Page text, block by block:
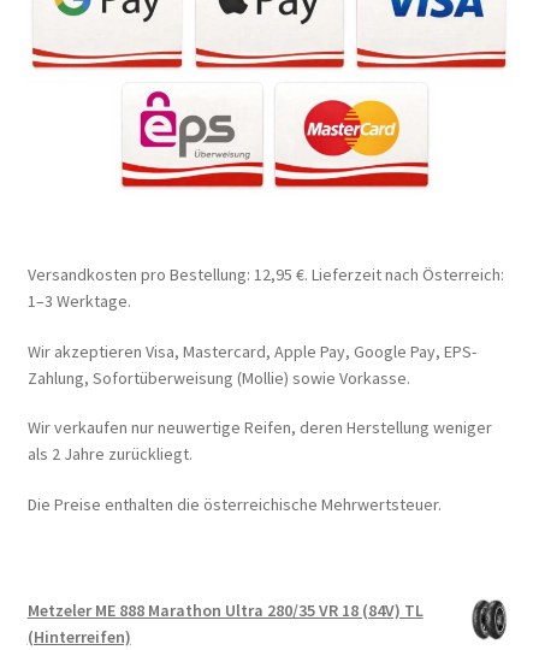
Versandkosten pro Bestellung: 12,95 €. Lieferzeit nach Österreich:
1–3 Werktage.
Wir akzeptieren Visa, Mastercard, Apple Pay, Google Pay, EPS-
Zahlung, Sofortüberweisung (Mollie) sowie Vorkasse.
Wir verkaufen nur neuwertige Reifen, deren Herstellung weniger
als 2 Jahre zurückliegt.
Die Preise enthalten die österreichische Mehrwertsteuer.
Metzeler ME 888 Marathon Ultra 280/35 VR 18 (84V) TL
(Hinterreifen)